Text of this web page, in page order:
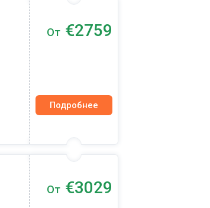
От €2759
Подробнее
От €3029